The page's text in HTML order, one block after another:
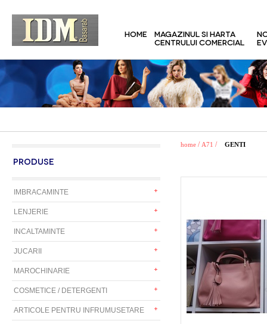
HOME
MAGAZINUL SI HARTA
CENTRULUI COMERCIAL
PRODUSE
IMBRACAMINTE
LENJERIE
INCALTAMINTE
JUCARII
MAROCHINARIE
COSMETICE / DETERGENTI
ARTICOLE PENTRU INFRUMUSETARE
home / A71 / GENTI